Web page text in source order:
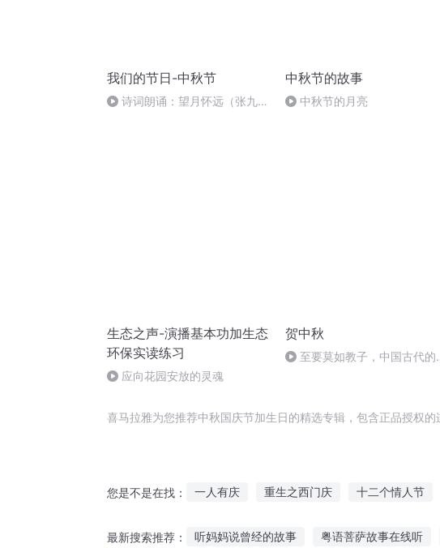
我们的节日-中秋节
诗词朗诵：望月怀远（张九
中秋节的故事
中秋节的月亮
生态之声-演播基本功加生态
环保实读练习
应向花园安放的灵魂
贺中秋
至要莫如教子，中国古代的
喜马拉雅为您推荐中秋国庆节加生日的精选专辑，包含正品授权
您是不是在找： 一人有庆 重生之西门庆 十二个情人节
最新搜索推荐： 听妈妈说曾经的故事 粤语菩萨故事在线听